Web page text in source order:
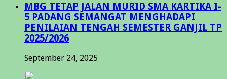
MBG TETAP JALAN MURID SMA KARTIKA I-
5 PADANG SEMANGAT MENGHADAPI
PENILAIAN TENGAH SEMESTER GANJIL TP
2025/2026
September 24, 2025